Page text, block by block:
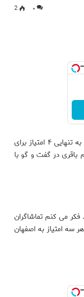
۰ 2
پرسپولیس بازهم با تک گل کریم باقری امتیاز کسب کرد تا کاپیتان ۳۶ ساله سرخپوشان به تنهایی ۴ امتیاز برای
در گفت و گو با
۳ امتیاز بازی را گرفته بودیم. فکر می کنم تماشاگران
سه امتیاز به اصفهان